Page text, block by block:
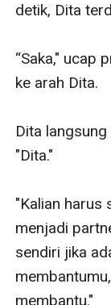
detik, Dita
“Saka," ucap
ke arah Dita.
Dita
"Dita."
"Kalian harus
menjadi
sendiri jika
membantu."